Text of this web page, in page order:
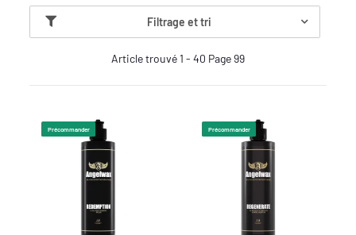
Filtrage et tri
Article trouvé 1 - 40 Page 99
Précommander Précommander